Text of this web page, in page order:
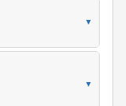
▼
▼